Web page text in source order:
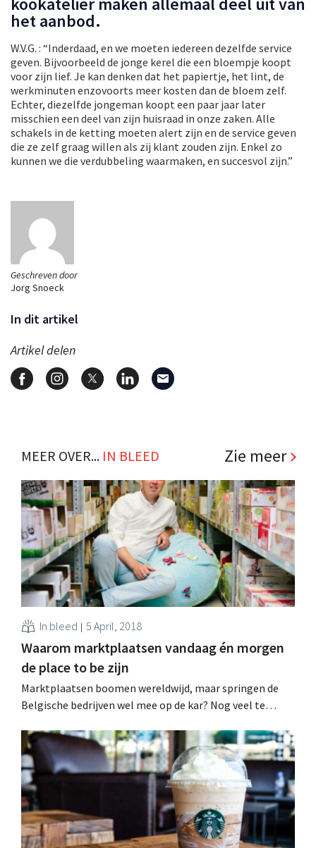
Geschreven door
Jorg Snoeck
In dit artikel
Artikel delen
het aanbod.
W.V.G. : “Inderdaad, en we moeten iedereen dezelfde service
geven. Bijvoorbeeld de jonge kerel die een bloempje koopt
voor zijn lief. Je kan denken dat het papiertje, het lint, de
werkminuten enzovoorts meer kosten dan de bloem zelf.
Echter, diezelfde jongeman koopt een paar jaar later
misschien een deel van zijn huisraad in onze zaken. Alle
schakels in de ketting moeten alert zijn en de service geven
die ze zelf graag willen als zij klant zouden zijn. Enkel zo
kunnen we die verdubbeling waarmaken, en succesvol zijn.”
MEER OVER... IN BLEED Zie meer
In bleed 5 April, 2018
Waarom marktplaatsen vandaag én morgen
de place to be zijn
Marktplaatsen boomen wereldwijd, maar springen de
Belgische bedrijven wel mee op de kar? Nog veel te
eWINGS. Wat de voordelen ervan zijn, dat vertelt hij
binnenkort op het RetailDetail Congress. Koning
Marktplaats In 2010 richtte Mike Boon Kinderenkoning
op, een website die...